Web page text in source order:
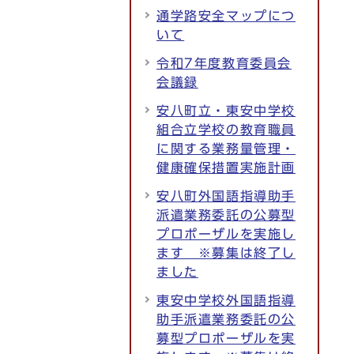
通学路安全マップにつ
いて
令和7年度教育委員会
会議録
安八町立・東安中学校
組合立学校の教育職員
に関する業務量管理・
健康確保措置実施計画
安八町外国語指導助手
派遣業務委託の公募型
プロポーザルを実施し
ます ※募集は終了し
ました
東安中学校外国語指導
助手派遣業務委託の公
募型プロポーザルを実